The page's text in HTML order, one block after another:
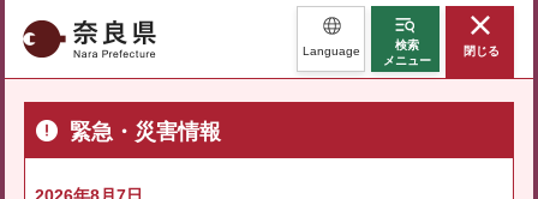
奈良県 Language
検索
メニュー
閉じる
緊急・災害情報